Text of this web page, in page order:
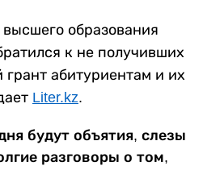
образования
к не получивших
грант абитуриентам и их
Liter.kz.
будут объятия, слезы
разговоры о том,